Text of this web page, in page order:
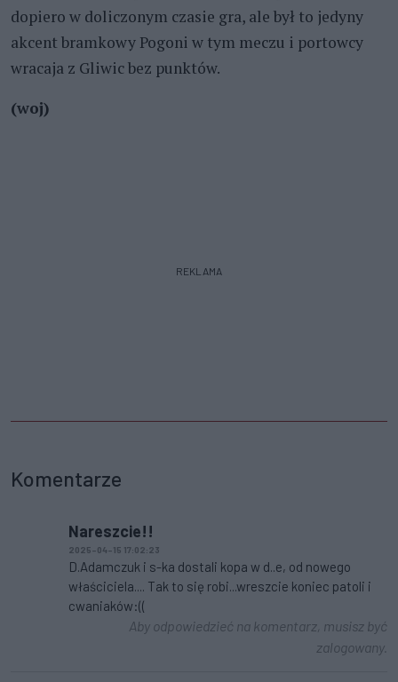
dopiero w doliczonym czasie gra, ale był to jedyny
akcent bramkowy Pogoni w tym meczu i portowcy
wracaja z Gliwic bez punktów.
(woj)
REKLAMA
Komentarze
Nareszcie!!
2025-04-15 17:02:23
D.Adamczuk i s-ka dostali kopa w d..e, od nowego
właściciela.... Tak to się robi...wreszcie koniec patoli i
cwaniaków:((
Aby odpowiedzieć na komentarz, musisz być
zalogowany.